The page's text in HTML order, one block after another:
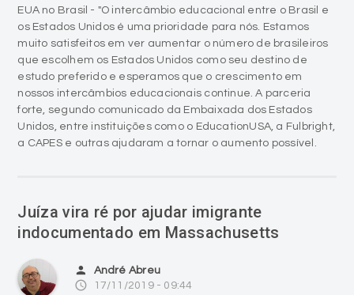
EUA no Brasil - "O intercâmbio educacional entre o Brasil e
os Estados Unidos é uma prioridade para nós. Estamos
muito satisfeitos em ver aumentar o número de brasileiros
que escolhem os Estados Unidos como seu destino de
estudo preferido e esperamos que o crescimento em
nossos intercâmbios educacionais continue. A parceria
forte, segundo comunicado da Embaixada dos Estados
Unidos, entre instituições como o EducationUSA, a Fulbright,
a CAPES e outras ajudaram a tornar o aumento possível.
Juíza vira ré por ajudar imigrante
indocumentado em Massachusetts
person André Abreu
access_time 17/11/2019 - 09:44